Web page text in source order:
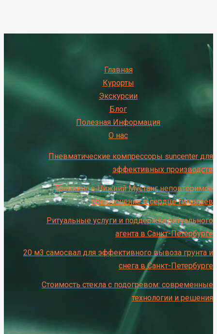
Главная
Курорты
Экскурсии
Блог
Полезная Информация
О нас
Пневматические компрессоры suncenter для
эффективных производств
Треккинг в Нижний Мустанг неповторимое
приключение в сердце Гималаев
Ритуальные услуги и поддержка ритуального
агента в Санкт-Петербурге
20 м3 самосвал для эффективного вывоза грунта и
снега в Санкт-Петербурге
Стоимость стекла с подогревом: современные
технологии и решения